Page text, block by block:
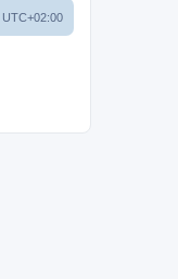
UTC+02:00